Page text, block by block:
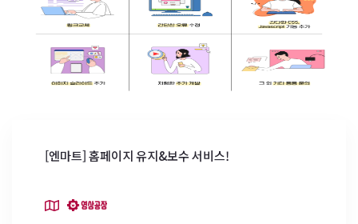
[엔마트] 홈페이지 유지&보수 서비스!